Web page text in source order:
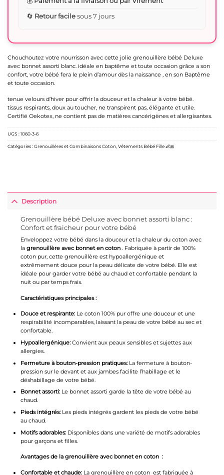
Chouchoutez votre nourrisson avec cette jolie grenouillère bébé Deluxe
avec bonnet assorti blanc. idéale en baptême et toute occasion grâce a son
confort, votre bébé fera le plein d’amour dès la naissance , en son Baptême
et toute occasion.
tenue velours d’hiver pour offrir la douceur et la chaleur à votre bébé.
tissus respirants, doux au toucher, ne transpirent pas, élégante et utile.
Certifié Oekotex, ne contient pas de matières cancérigènes et allergisantes.
🔄 Retour facilesous 7 jours
UGS :1060-3-6
Catégories :Grenouilléres et Combinaisons Coton,Vêtements Bébé Fille 👶🎀
Description
Grenouillère bébé Deluxe avec bonnet assorti blanc :
Confort et fraicheur pour votre bébé
Enveloppez votre bébé dans la douceur et la chaleur du coton avec
la grenouillère avec bonnet en coton . Fabriquée à partir de 100%
coton pur, cette grenouillère est hypoallergénique et
extrêmement douce pour la peau délicate de votre bébé. Elle est
idéale pour garder votre bébé au chaud et confortable pendant la
nuit ou par temps frais.
Caractéristiques principales :
Douce et respirante:Le coton 100% pur offre une douceur et une
respirabilité incomparables, laissant la peau de votre bébé au sec et
confortable.
Hypoallergénique:Convient aux peaux sensibles et sujettes aux
allergies.
Fermeture à bouton-pression pratiques:La fermeture à bouton-
pression sur le devant et aux jambes facilite l’habillage et le
déshabillage de votre bébé.
Bonnet assorti:Le bonnet assorti garde la tête de votre bébé au
chaud.
Pieds intégrés:Les pieds intégrés gardent les pieds de votre bébé
au chaud.
Motifs adorables:Disponibles dans une variété de motifs adorables
pour garçons et filles.
Avantages de la grenouillère avec bonnet en coton :
Confortable et chaude:La grenouillère en coton est fabriquée à